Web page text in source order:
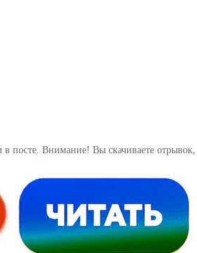
посте. Внимание! Вы скачиваете отрывок,